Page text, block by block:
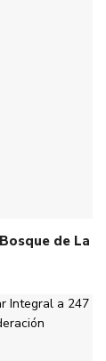
de La